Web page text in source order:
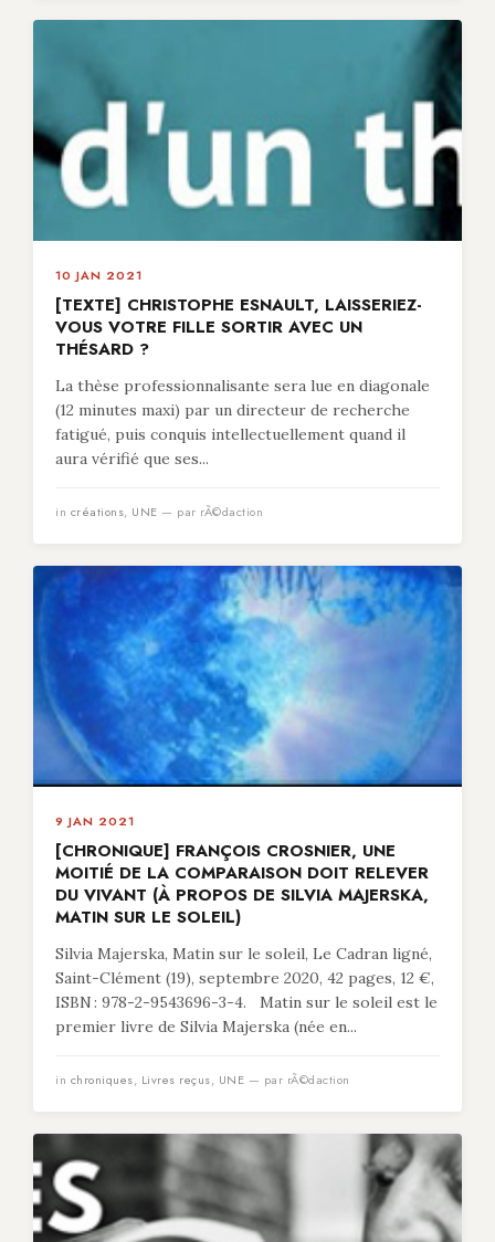
10 JAN 2021
[TEXTE] CHRISTOPHE ESNAULT, LAISSERIEZ-
VOUS VOTRE FILLE SORTIR AVEC UN
THÉSARD ?
La thèse professionnalisante sera lue en diagonale
(12 minutes maxi) par un directeur de recherche
fatigué, puis conquis intellectuellement quand il
aura vérifié que ses...
in créations, UNE — par rÃ©daction
9 JAN 2021
[CHRONIQUE] FRANÇOIS CROSNIER, UNE
MOITIÉ DE LA COMPARAISON DOIT RELEVER
DU VIVANT (À PROPOS DE SILVIA MAJERSKA,
MATIN SUR LE SOLEIL)
Silvia Majerska, Matin sur le soleil, Le Cadran ligné,
Saint-Clément (19), septembre 2020, 42 pages, 12 €,
ISBN : 978-2-9543696-3-4. Matin sur le soleil est le
premier livre de Silvia Majerska (née en...
in chroniques, Livres reçus, UNE — par rÃ©daction